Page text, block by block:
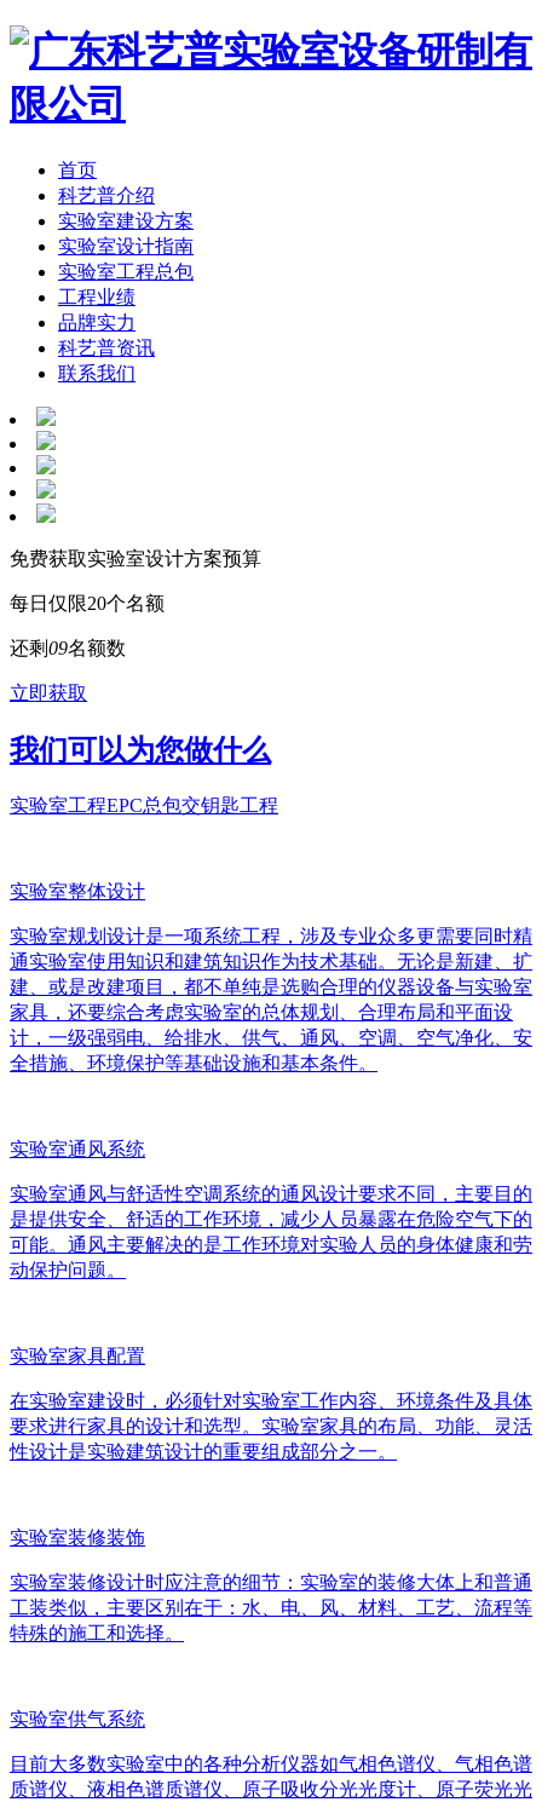
首页
科艺普介绍
实验室建设方案
实验室设计指南
实验室工程总包
工程业绩
品牌实力
科艺普资讯
联系我们
免费获取实验室设计方案预算
每日仅限20个名额
还剩09名额数
立即获取
我们可以为您做什么
实验室工程EPC总包交钥匙工程
实验室整体设计
实验室规划设计是一项系统工程，涉及专业众多更需要同时精
通实验室使用知识和建筑知识作为技术基础。无论是新建、扩
建、或是改建项目，都不单纯是选购合理的仪器设备与实验室
家具，还要综合考虑实验室的总体规划、合理布局和平面设
计，一级强弱电、给排水、供气、通风、空调、空气净化、安
全措施、环境保护等基础设施和基本条件。
实验室通风系统
实验室通风与舒适性空调系统的通风设计要求不同，主要目的
是提供安全、舒适的工作环境，减少人员暴露在危险空气下的
可能。通风主要解决的是工作环境对实验人员的身体健康和劳
动保护问题。
实验室家具配置
在实验室建设时，必须针对实验室工作内容、环境条件及具体
要求进行家具的设计和选型。实验室家具的布局、功能、灵活
性设计是实验建筑设计的重要组成部分之一。
实验室装修装饰
实验室装修设计时应注意的细节：实验室的装修大体上和普通
工装类似，主要区别在于：水、电、风、材料、工艺、流程等
特殊的施工和选择。
实验室供气系统
目前大多数实验室中的各种分析仪器如气相色谱仪、气相色谱
质谱仪、液相色谱质谱仪、原子吸收分光光度计、原子荧光光